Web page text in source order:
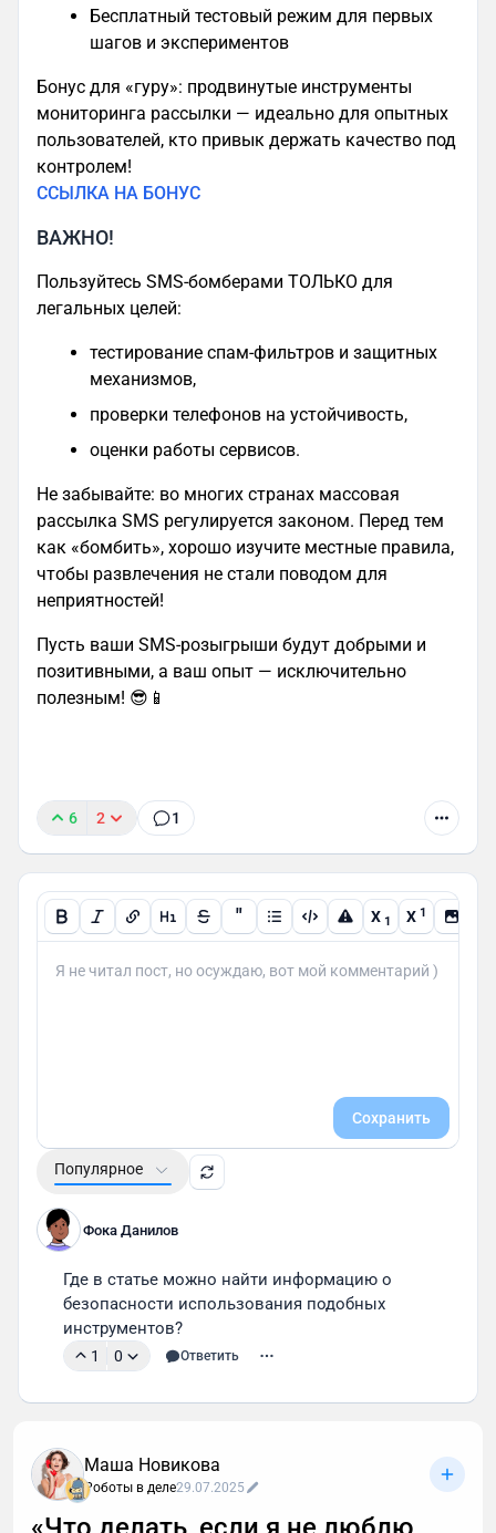
Бесплатный тестовый режим для первых
шагов и экспериментов
Бонус для «гуру»: продвинутые инструменты
мониторинга рассылки — идеально для опытных
пользователей, кто привык держать качество под
контролем!
ССЫЛКА НА БОНУС
ВАЖНО!
Пользуйтесь SMS-бомберами ТОЛЬКО для
легальных целей:
тестирование спам-фильтров и защитных
механизмов,
проверки телефонов на устойчивость,
оценки работы сервисов.
Не забывайте: во многих странах массовая
рассылка SMS регулируется законом. Перед тем
как «бомбить», хорошо изучите местные правила,
чтобы развлечения не стали поводом для
неприятностей!
Пусть ваши SMS-розыгрыши будут добрыми и
позитивными, а ваш опыт — исключительно
полезным! 😎📱
6 2 1
" X 1 X 1
Сохранить
Популярное
Фока Данилов
Где в статье можно найти информацию о
безопасности использования подобных
инструментов?
1 0 Ответить
Маша Новикова
Роботы в деле29.07.2025